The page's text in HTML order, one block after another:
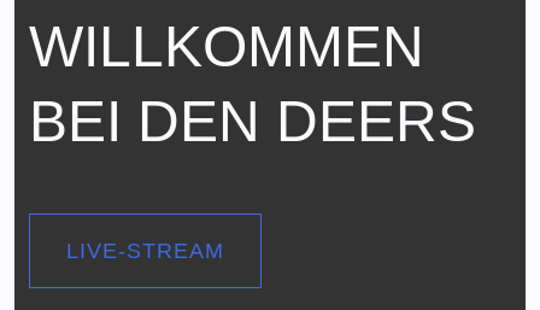
WILLKOMMEN
BEI DEN DEERS
LIVE-STREAM